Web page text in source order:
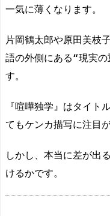
一気に薄くなります。
片岡鶴太郎や原田美枝
語の外側にある“現実
す。
『喧嘩独学』はタイト
てもケンカ描写に注目
しかし、本当に差が出
けるかです。